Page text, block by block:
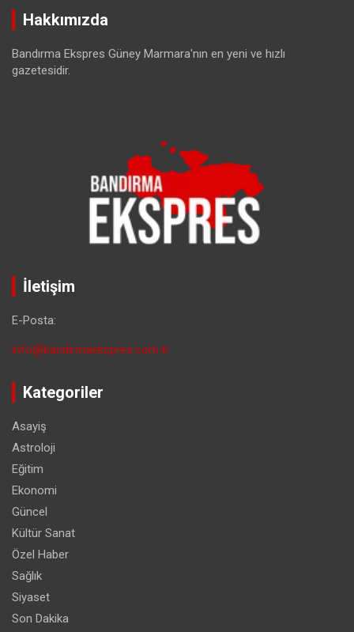
Hakkımızda
Bandırma Ekspres Güney Marmara'nın en yeni ve hızlı
gazetesidir.
İletişim
E-Posta:
info@bandirmaekspres.com.tr
Kategoriler
Asayiş
Astroloji
Eğitim
Ekonomi
Güncel
Kültür Sanat
Özel Haber
Sağlık
Siyaset
Son Dakika